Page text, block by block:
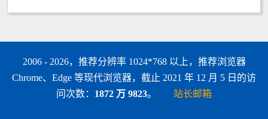
2006 - 2026，推荐分辨率 1024*768 以上，推荐浏览器
Chrome、Edge 等现代浏览器，截止 2021 年 12 月 5 日的访
问次数： 1872 万 9823。 站长邮箱